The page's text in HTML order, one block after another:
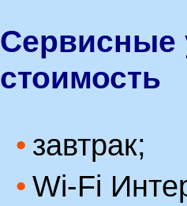
Сервисные
стоимость
завтрак;
Wi-Fi